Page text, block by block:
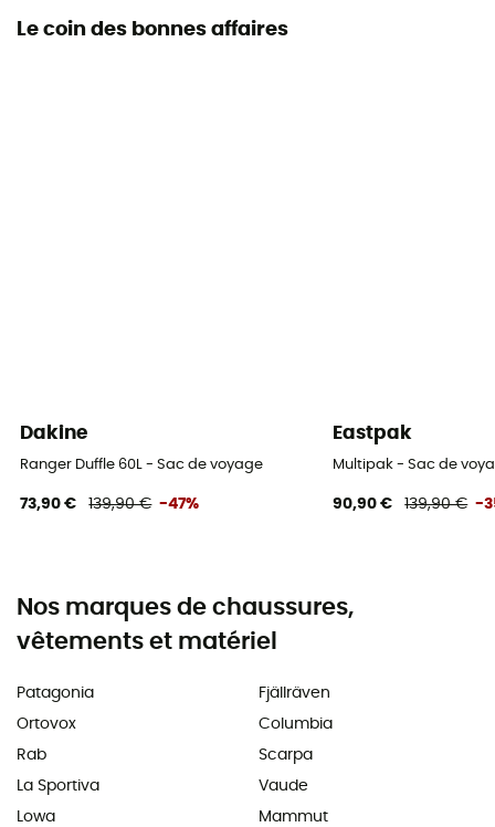
Le coin des bonnes affaires
Dakine
Ranger Duffle 60L - Sac de voyage
73,90 € 139,90 € -47%
Eastpak
Multipak - Sac de
90,90 € 139,90 € -
Nos marques de chaussures,
vêtements et matériel
Patagonia
Ortovox
Rab
La Sportiva
Lowa
Fjällräven
Columbia
Scarpa
Vaude
Mammut